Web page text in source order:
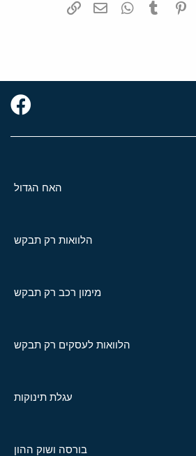
Reddit
Pinterest
Tumblr
WhatsAppדואר אלקטרוני
האח הגדול
הלוואות רק תבקש
מימון רכב רק תבקש
הלוואות לעסקים רק תבקש
עגלת תינוקות
בורסה ושוק ההון